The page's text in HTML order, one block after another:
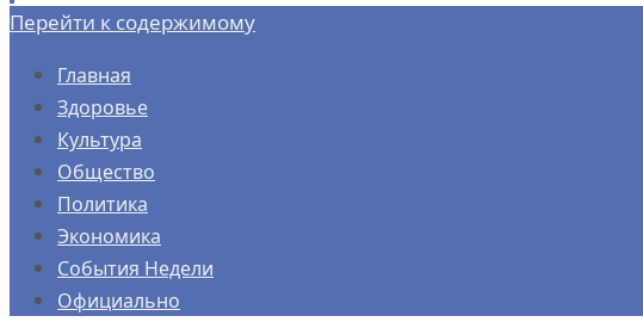
Перейти к содержимому
Главная
Здоровье
Культура
Общество
Политика
Экономика
События Недели
Официально